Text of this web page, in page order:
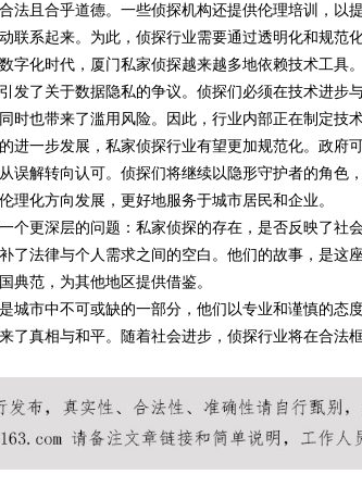
法且合乎道德。一些侦探机构还提供伦理培训，以
联系起来。为此，侦探行业需要通过透明化和规范
字化时代，厦门私家侦探越来越多地依赖技术工具
发了关于数据隐私的争议。侦探们必须在技术进步
时也带来了滥用风险。因此，行业内部正在制定技
进一步发展，私家侦探行业有望更加规范化。政府
误解转向认可。侦探们将继续以隐形守护者的角色
理化方向发展，更好地服务于城市居民和企业。
个更深层的问题：私家侦探的存在，是否反映了社
了法律与个人需求之间的空白。他们的故事，是这
典范，为其他地区提供借鉴。
城市中不可或缺的一部分，他们以专业和谨慎的态
了真相与和平。随着社会进步，侦探行业将在合法